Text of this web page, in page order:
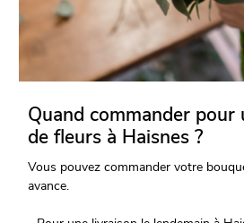
Quand commander pour
de fleurs à Haisnes ?
Vous pouvez commander votre
avance.